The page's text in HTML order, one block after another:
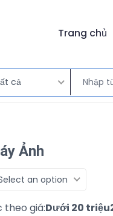
Trang chủ
cả
Ảnh
an option
theo giá:Dưới 20 triệu